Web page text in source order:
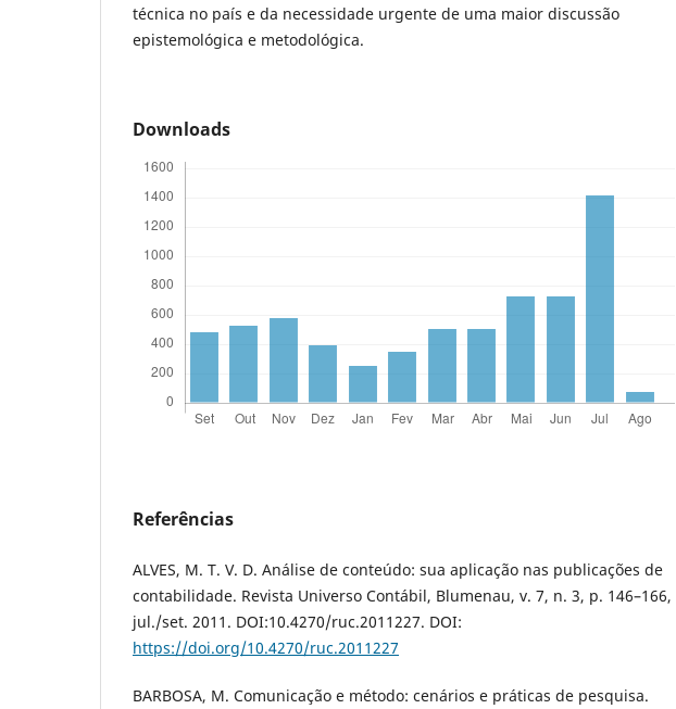
técnica no país e da necessidade urgente de uma maior discussão
epistemológica e metodológica.
Downloads
Referências
ALVES, M. T. V. D. Análise de conteúdo: sua aplicação nas publicações de
contabilidade. Revista Universo Contábil, Blumenau, v. 7, n. 3, p. 146–166,
jul./set. 2011. DOI:10.4270/ruc.2011227. DOI:
https://doi.org/10.4270/ruc.2011227
BARBOSA, M. Comunicação e método: cenários e práticas de pesquisa.